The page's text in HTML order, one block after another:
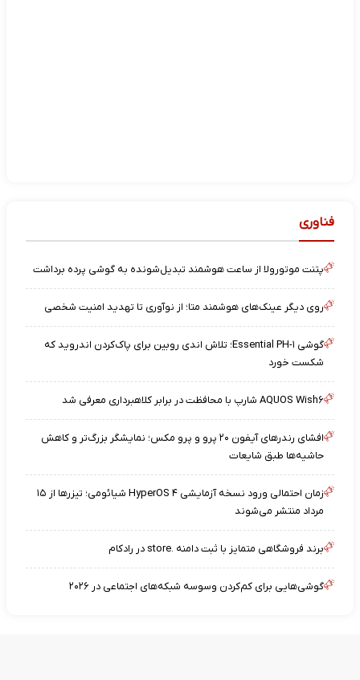
فناوری
پتنت موتورولا از ساعت هوشمند تبدیل‌شونده به گوشی پرده برداشت
روی دیگر عینک‌های هوشمند متا؛ از نوآوری تا تهدید امنیت شخصی
گوشی Essential PH-۱؛ تلاش اندی روبین برای پاک‌کردن اندروید که
شکست خورد
AQUOS Wish۶ شارپ با محافظت در برابر کلاهبرداری معرفی شد
افشای رندرهای آیفون ۲۰ پرو و پرو مکس؛ نمایشگر بزرگ‌تر و کاهش
حاشیه‌ها طبق شایعات
زمان احتمالی ورود نسخه آزمایشی HyperOS ۴ شیائومی؛ تیزرها از ۱۵
مرداد منتشر می‌شوند
برند فروشگاهی متمایز با ثبت دامنه .store در رادکام
گوشی‌هایی برای کم‌کردن وسوسه شبکه‌های اجتماعی در ۲۰۲۶